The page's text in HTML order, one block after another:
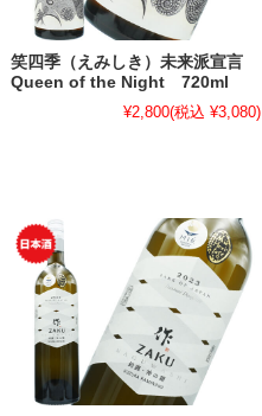
笑四季（えみしき）未来派宣言
Queen of the Night 720ml
¥2,800(税込 ¥3,080)